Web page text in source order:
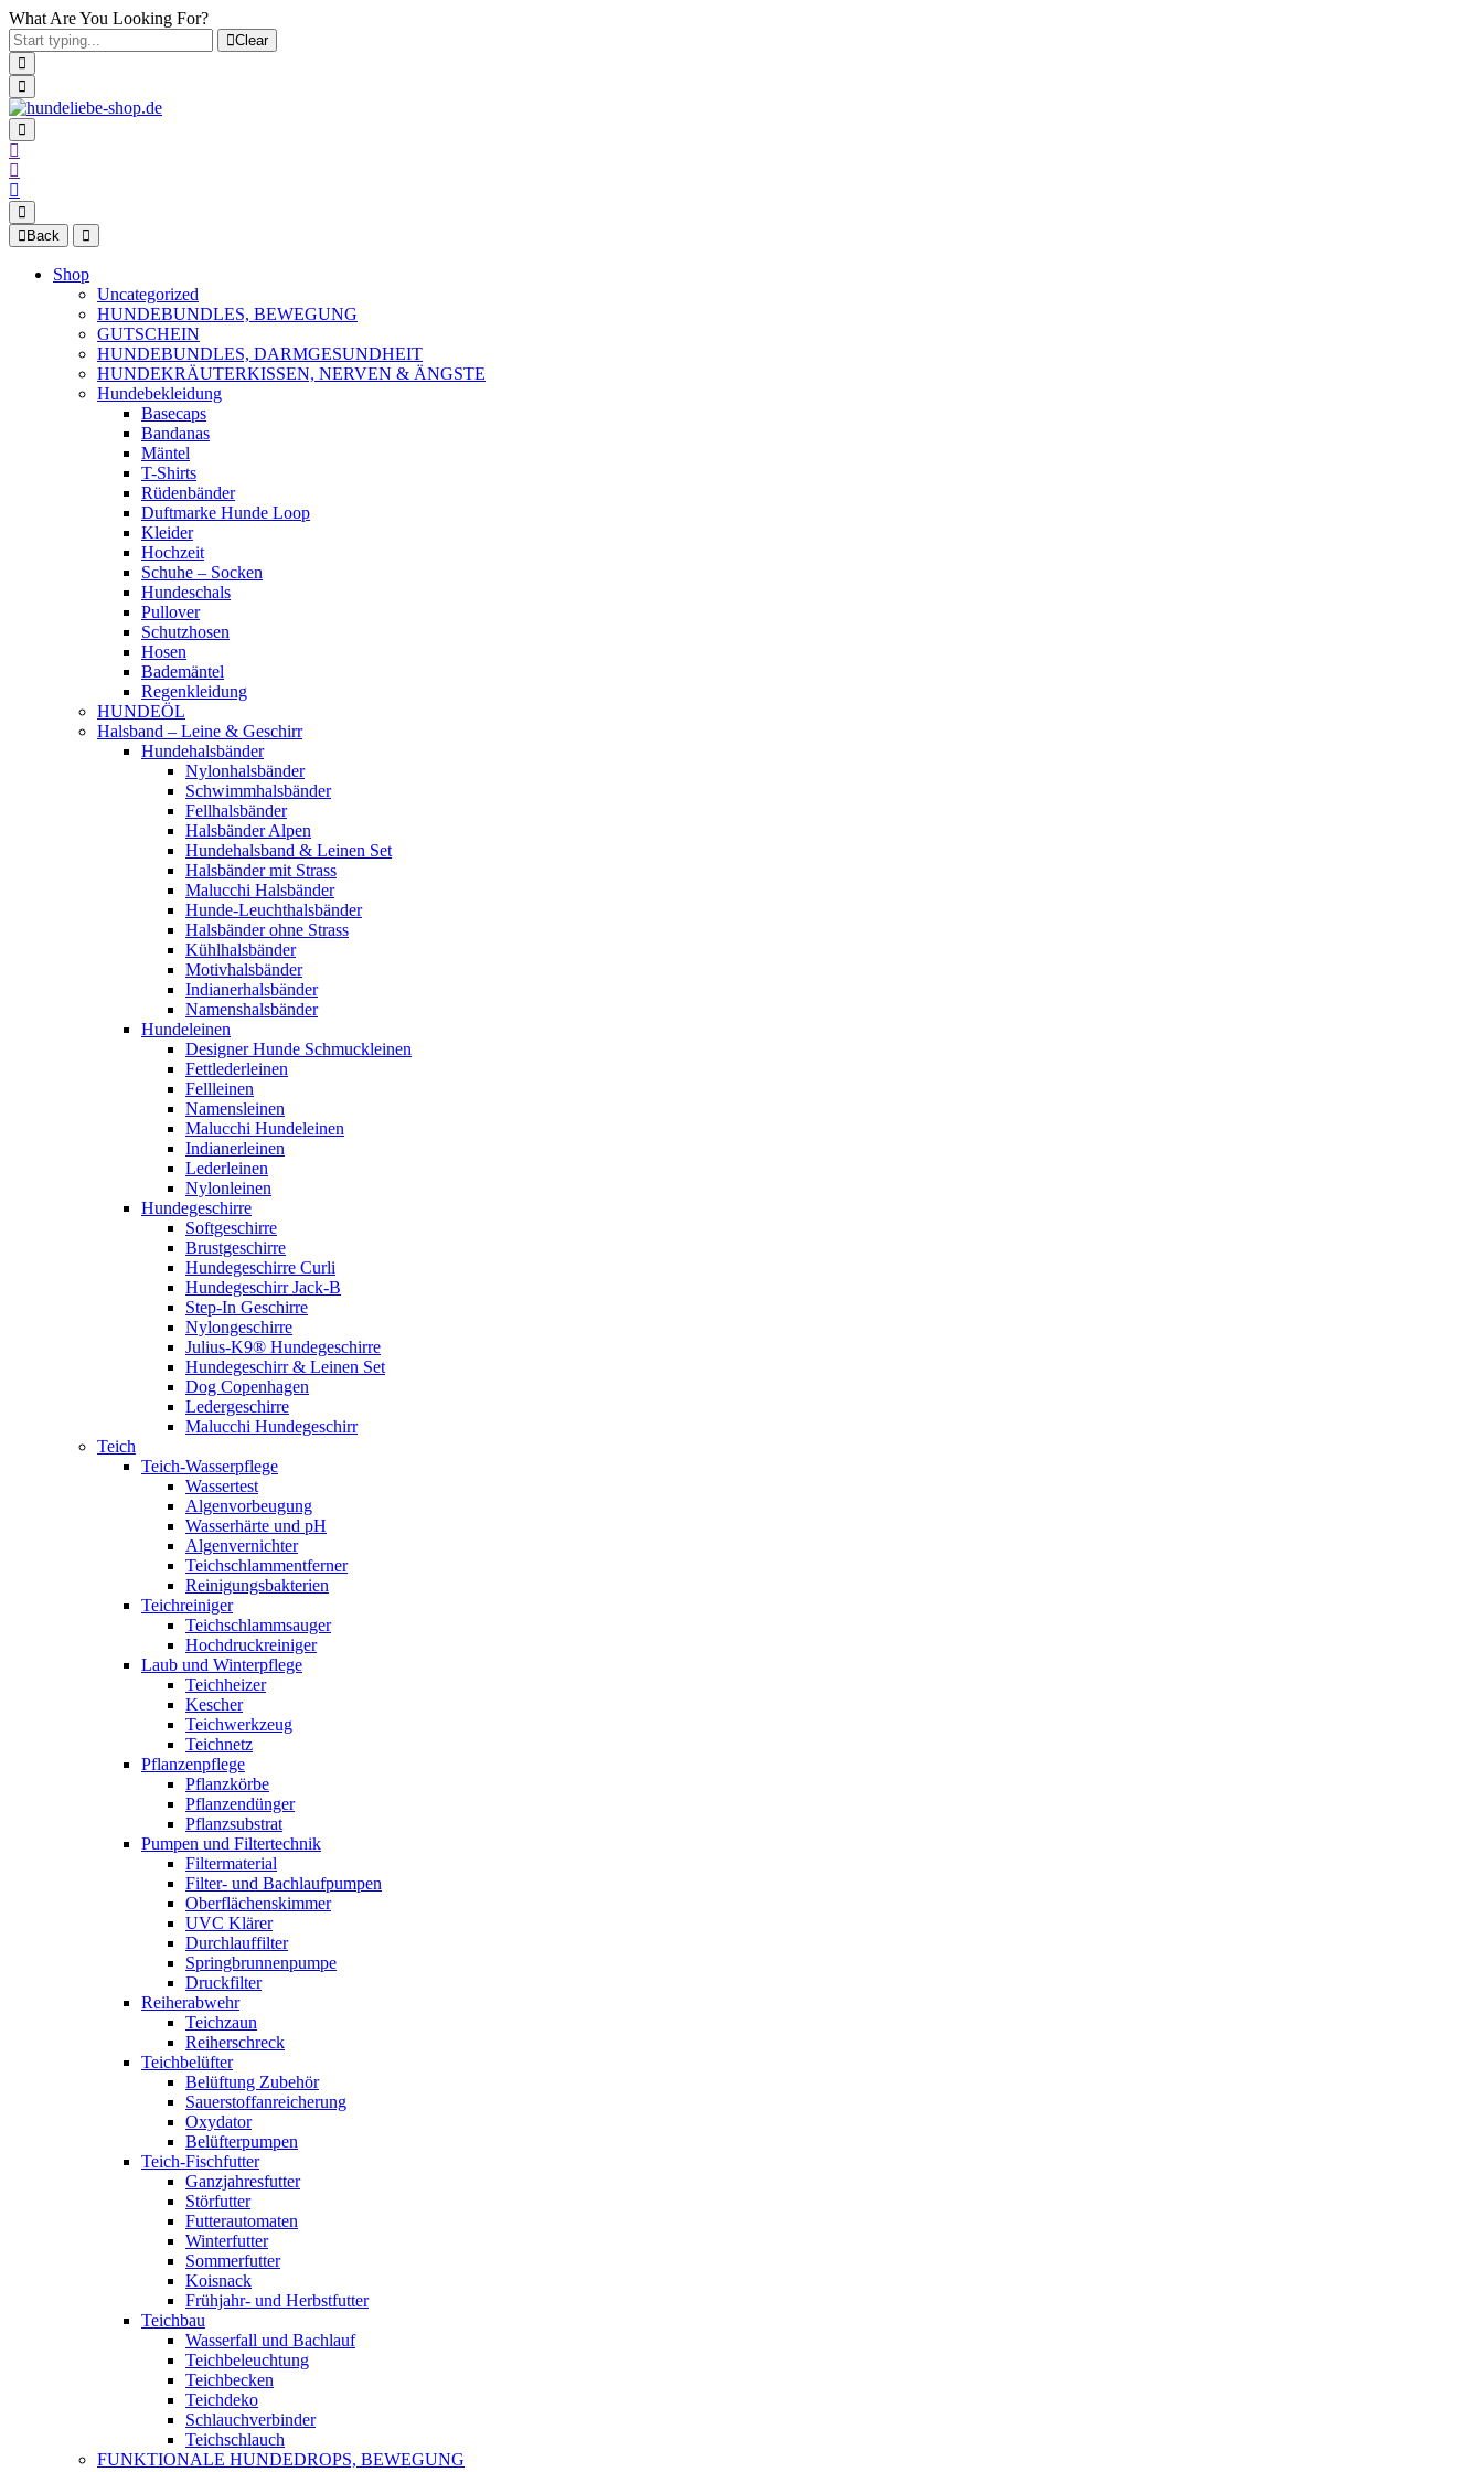
What Are You Looking For?
Clear
Back
Shop
Uncategorized
HUNDEBUNDLES, BEWEGUNG
GUTSCHEIN
HUNDEBUNDLES, DARMGESUNDHEIT
HUNDEKRÄUTERKISSEN, NERVEN & ÄNGSTE
Hundebekleidung
Basecaps
Bandanas
Mäntel
T-Shirts
Rüdenbänder
Duftmarke Hunde Loop
Kleider
Hochzeit
Schuhe – Socken
Hundeschals
Pullover
Schutzhosen
Hosen
Bademäntel
Regenkleidung
HUNDEÖL
Halsband – Leine & Geschirr
Hundehalsbänder
Nylonhalsbänder
Schwimmhalsbänder
Fellhalsbänder
Halsbänder Alpen
Hundehalsband & Leinen Set
Halsbänder mit Strass
Malucchi Halsbänder
Hunde-Leuchthalsbänder
Halsbänder ohne Strass
Kühlhalsbänder
Motivhalsbänder
Indianerhalsbänder
Namenshalsbänder
Hundeleinen
Designer Hunde Schmuckleinen
Fettlederleinen
Fellleinen
Namensleinen
Malucchi Hundeleinen
Indianerleinen
Lederleinen
Nylonleinen
Hundegeschirre
Softgeschirre
Brustgeschirre
Hundegeschirre Curli
Hundegeschirr Jack-B
Step-In Geschirre
Nylongeschirre
Julius-K9® Hundegeschirre
Hundegeschirr & Leinen Set
Dog Copenhagen
Ledergeschirre
Malucchi Hundegeschirr
Teich
Teich-Wasserpflege
Wassertest
Algenvorbeugung
Wasserhärte und pH
Algenvernichter
Teichschlammentferner
Reinigungsbakterien
Teichreiniger
Teichschlammsauger
Hochdruckreiniger
Laub und Winterpflege
Teichheizer
Kescher
Teichwerkzeug
Teichnetz
Pflanzenpflege
Pflanzkörbe
Pflanzendünger
Pflanzsubstrat
Pumpen und Filtertechnik
Filtermaterial
Filter- und Bachlaufpumpen
Oberflächenskimmer
UVC Klärer
Durchlauffilter
Springbrunnenpumpe
Druckfilter
Reiherabwehr
Teichzaun
Reiherschreck
Teichbelüfter
Belüftung Zubehör
Sauerstoffanreicherung
Oxydator
Belüfterpumpen
Teich-Fischfutter
Ganzjahresfutter
Störfutter
Futterautomaten
Winterfutter
Sommerfutter
Koisnack
Frühjahr- und Herbstfutter
Teichbau
Wasserfall und Bachlauf
Teichbeleuchtung
Teichbecken
Teichdeko
Schlauchverbinder
Teichschlauch
FUNKTIONALE HUNDEDROPS, BEWEGUNG